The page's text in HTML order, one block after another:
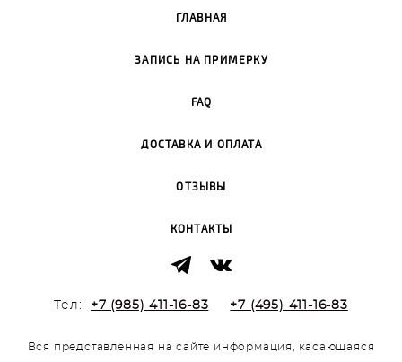
ГЛАВНАЯ
ЗАПИСЬ НА ПРИМЕРКУ
FAQ
ДОСТАВКА И ОПЛАТА
ОТЗЫВЫ
КОНТАКТЫ
Тел: +7 (985) 411-16-83 +7 (495) 411-16-83
Вся представленная на сайте информация, касающаяся